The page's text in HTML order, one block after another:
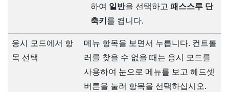
하여 일반을 선택하고 패스스루 단
축키를 켭니다.
응시 모드에서 항
목 선택
메뉴 항목을 보면서 누릅니다. 컨트롤
러를 찾을 수 없을 때는 응시 모드를
사용하여 눈으로 메뉴를 보고 헤드셋
버튼을 눌러 항목을 선택하십시오.